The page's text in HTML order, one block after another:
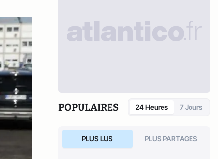
POPULAIRES 24 Heures 7 Jours
PLUS LUS PLUS PARTAGES